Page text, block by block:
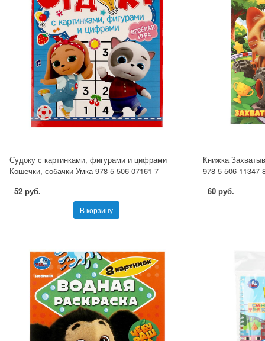
Судоку с картинками, фигурами и цифрами
Кошечки, собачки Умка 978-5-506-07161-7
52 руб.
В корзину
Книжка
978-5-506-11347-
60 руб.